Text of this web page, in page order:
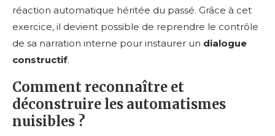
réaction automatique héritée du passé. Grâce à cet
exercice, il devient possible de reprendre le contrôle
de sa narration interne pour instaurer un dialogue
constructif.
Comment reconnaître et
déconstruire les automatismes
nuisibles ?